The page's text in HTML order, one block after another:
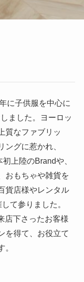
に子供服を中心に
ました。ヨーロッ
質なファブリッ
グに惹かれ、
上陸のBrandや、
おもちゃや雑貨を
貨店様やレンタル
て参りました。
店下さったお客様
を得て、お役立て